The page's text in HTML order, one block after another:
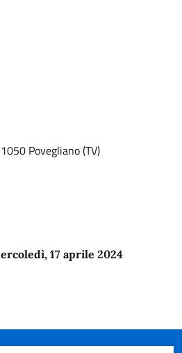
Povegliano (TV)
17 aprile 2024